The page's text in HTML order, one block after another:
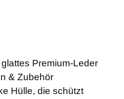
Premium-Leder
& Zubehör
Hülle, die schützt